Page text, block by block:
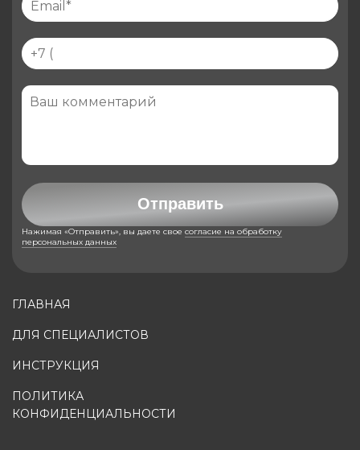
ГЛАВНАЯ
ДЛЯ СПЕЦИАЛИСТОВ
ИНСТРУКЦИЯ
ПОЛИТИКА
КОНФИДЕНЦИАЛЬНОСТИ
Отправить
Нажимая «Отправить», вы даете свое согласие на обработку
персональных данных